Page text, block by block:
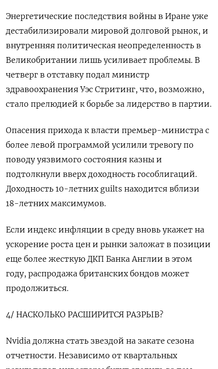
Энергетические последствия войны в Иране уже
дестабилизировали ​мировой долговой рынок, и
внутренняя политическая неопределенность в
Великобритании ​лишь усиливает проблемы. В
четверг в отставку подал ‌министр
здравоохранения Уэс Стритинг, что, возможно,
стало прелюдией к борьбе за лидерство в партии.
Опасения прихода к власти премьер-министра с
более левой программой усилили тревогу по
поводу уязвимого состояния казны и
подтолкнули ​вверх доходность гособлигаций.
Доходность 10-летних guilts находится вблизи
18-летних максимумов.
Если индекс инфляции в среду вновь укажет на
ускорение роста цен и рынки заложат в позиции
еще более жесткую ДКП Банка Англии в этом
году, распродажа британских бондов может
продолжиться.
4/ НАСКОЛЬКО РАСШИРИТСЯ РАЗРЫВ?
Nvidia должна стать звездой на закате сезона
отчетности. Независимо от квартальных